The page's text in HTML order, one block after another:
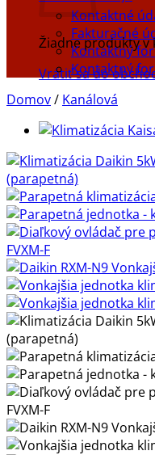
Žiadne produkty v
Vrátiť sa do
Kontaktné
Fakturačné
Kontaktný
Kontaktný
Domov/ Kanálová